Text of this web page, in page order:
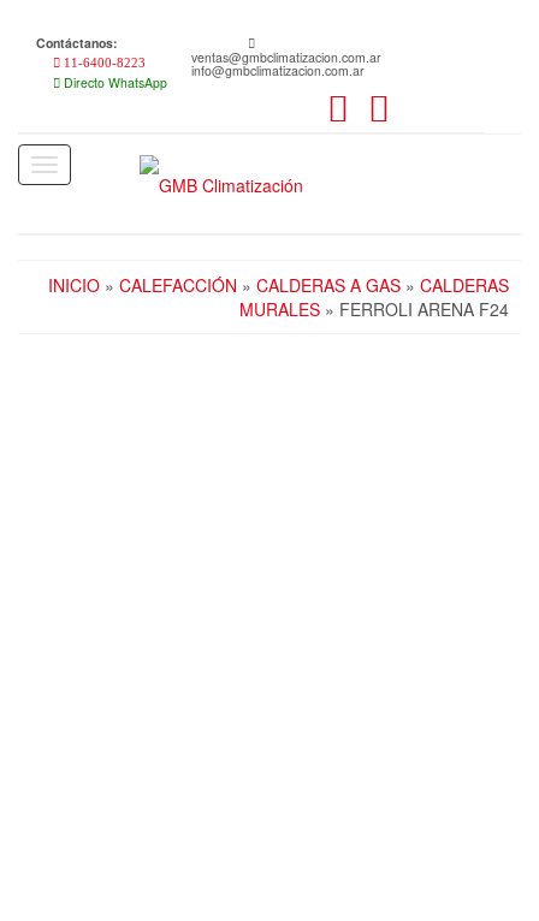
content
Contáctanos:
11-6400-8223
Directo WhatsApp
ventas@gmbclimatizacion.com.ar
info@gmbclimatizacion.com.ar
Toggle
navigation
INICIO » CALEFACCIÓN » CALDERAS A GAS » CALDERAS
MURALES » FERROLI ARENA F24